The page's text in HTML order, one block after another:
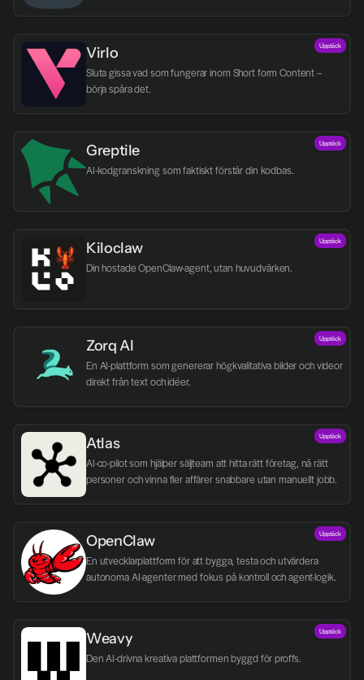
Virlo
Sluta gissa vad som fungerar inom Short form Content –
börja spåra det.
Upptäck
Greptile
AI-kodgranskning som faktiskt förstår din kodbas.
Upptäck
Kiloclaw
Din hostade OpenClaw-agent, utan huvudvärken.
Upptäck
Zorq AI
En AI-plattform som genererar högkvalitativa bilder och videor
direkt från text och idéer.
Upptäck
Atlas
AI-co-pilot som hjälper säljteam att hitta rätt företag, nå rätt
personer och vinna fler affärer snabbare utan manuellt jobb.
Upptäck
OpenClaw
En utvecklarplattform för att bygga, testa och utvärdera
autonoma AI-agenter med fokus på kontroll och agent-logik.
Upptäck
Weavy
Den AI-drivna kreativa plattformen byggd för proffs.
Upptäck